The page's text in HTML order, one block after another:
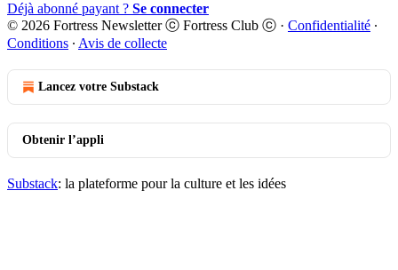
Déjà abonné payant ? Se connecter
© 2026 Fortress Newsletter ⓒ Fortress Club ⓒ · Confidentialité ∙
Conditions ∙ Avis de collecte
Lancez votre Substack
Obtenir l’appli
Substack: la plateforme pour la culture et les idées